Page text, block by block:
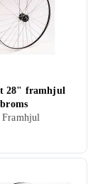
28" framhjul